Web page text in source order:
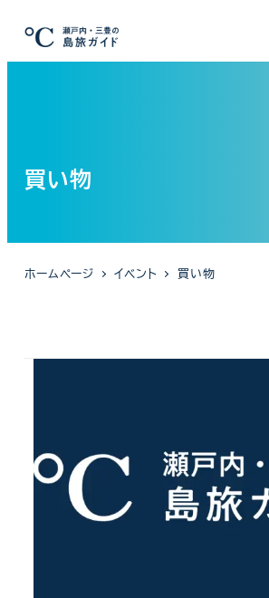
移
買い物
ホームページ イベント 買い物